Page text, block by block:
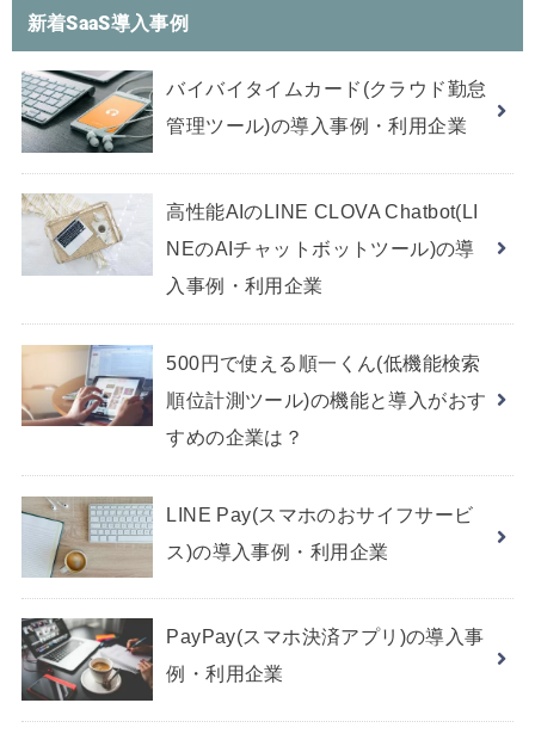
新着SaaS導入事例
バイバイタイムカード(クラウド勤怠
管理ツール)の導入事例・利用企業
高性能AIのLINE CLOVA Chatbot(LI
NEのAIチャットボットツール)の導
入事例・利用企業
500円で使える順一くん(低機能検索
順位計測ツール)の機能と導入がおす
すめの企業は？
LINE Pay(スマホのおサイフサービ
ス)の導入事例・利用企業
PayPay(スマホ決済アプリ)の導入事
例・利用企業